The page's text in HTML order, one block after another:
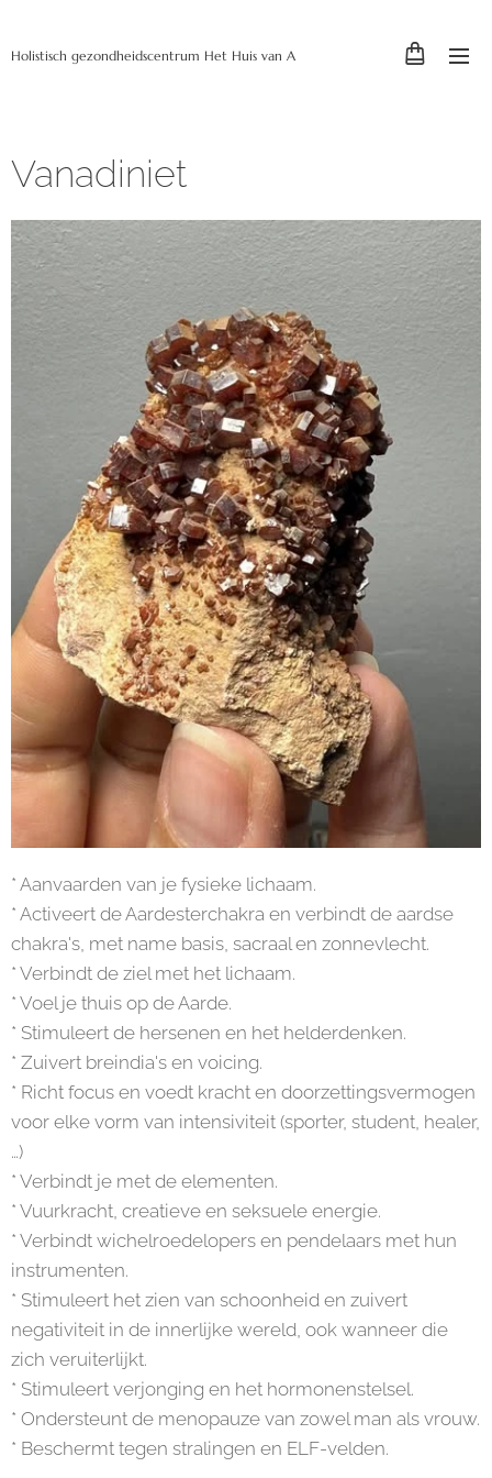
Holistisch gezondheidscentrum Het Huis van A
Vanadiniet
* Aanvaarden van je fysieke lichaam.
* Activeert de Aardesterchakra en verbindt de aardse
chakra's, met name basis, sacraal en zonnevlecht.
* Verbindt de ziel met het lichaam.
* Voel je thuis op de Aarde.
* Stimuleert de hersenen en het helderdenken.
* Zuivert breindia's en voicing.
* Richt focus en voedt kracht en doorzettingsvermogen
voor elke vorm van intensiviteit (sporter, student, healer,
…)
* Verbindt je met de elementen.
* Vuurkracht, creatieve en seksuele energie.
* Verbindt wichelroedelopers en pendelaars met hun
instrumenten.
* Stimuleert het zien van schoonheid en zuivert
negativiteit in de innerlijke wereld, ook wanneer die
zich veruiterlijkt.
* Stimuleert verjonging en het hormonenstelsel.
* Ondersteunt de menopauze van zowel man als vrouw.
* Beschermt tegen stralingen en ELF-velden.